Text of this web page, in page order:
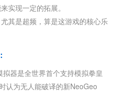
实现一定的拓展。
其是超频，算是这游戏的核心乐
器是全世界首个支持模拟拳皇
认为无人能破译的新NeoGeo